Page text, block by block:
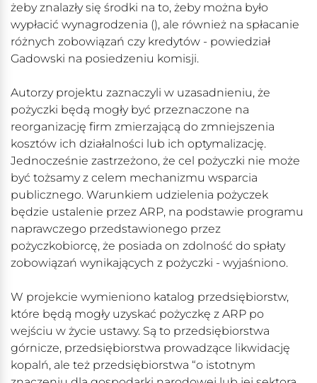
żeby znalazły się środki na to, żeby można było
wypłacić wynagrodzenia (), ale również na spłacanie
różnych zobowiązań czy kredytów - powiedział
Gadowski na posiedzeniu komisji.
Autorzy projektu zaznaczyli w uzasadnieniu, że
pożyczki będą mogły być przeznaczone na
reorganizację firm zmierzającą do zmniejszenia
kosztów ich działalności lub ich optymalizację.
Jednocześnie zastrzeżono, że cel pożyczki nie może
być tożsamy z celem mechanizmu wsparcia
publicznego. Warunkiem udzielenia pożyczek
będzie ustalenie przez ARP, na podstawie programu
naprawczego przedstawionego przez
pożyczkobiorcę, że posiada on zdolność do spłaty
zobowiązań wynikających z pożyczki - wyjaśniono.
W projekcie wymieniono katalog przedsiębiorstw,
które będą mogły uzyskać pożyczkę z ARP po
wejściu w życie ustawy. Są to przedsiębiorstwa
górnicze, przedsiębiorstwa prowadzące likwidację
kopalń, ale też przedsiębiorstwa “o istotnym